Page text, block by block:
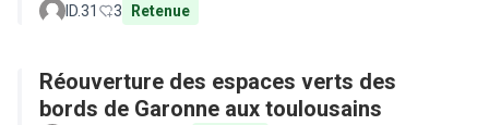
ID.31 3 Retenue
Réouverture des espaces verts des
bords de Garonne aux toulousains